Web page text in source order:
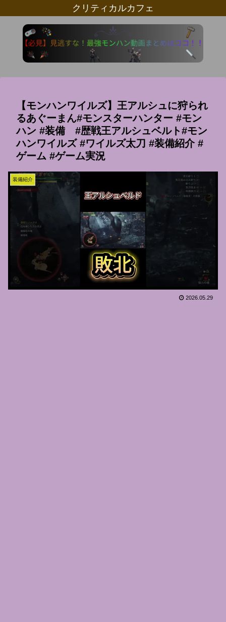
クリティカルカフェ
【モンハンワイルズ】王アルシュに狩られ
るあぐーまん#モンスターハンター #モン
ハン #装備 #歴戦王アルシュベルト#モン
ハンワイルズ #ワイルズ太刀 #装備紹介 #
ゲーム #ゲーム実況
装備紹介
2026.05.29